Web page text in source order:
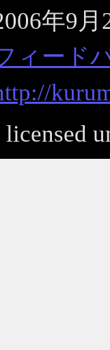
年9
ィード